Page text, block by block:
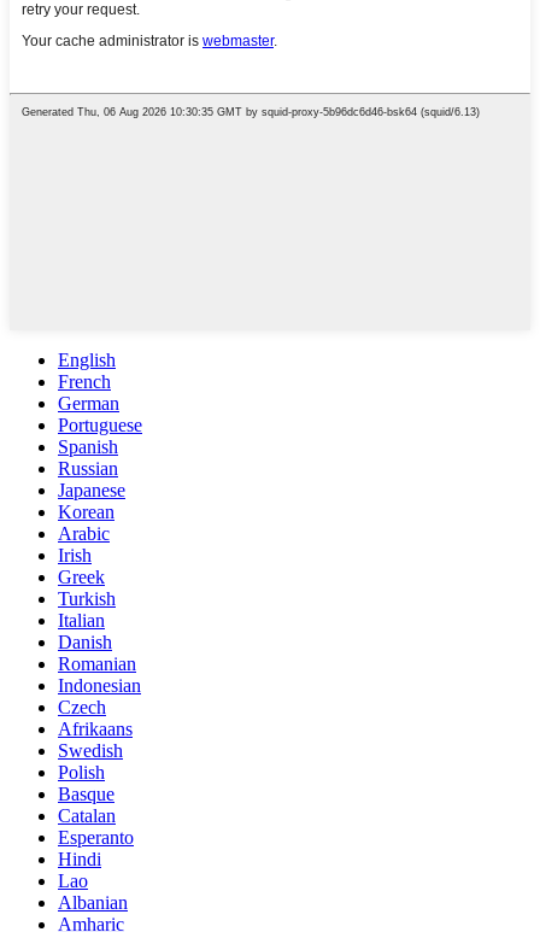
English
French
German
Portuguese
Spanish
Russian
Japanese
Korean
Arabic
Irish
Greek
Turkish
Italian
Danish
Romanian
Indonesian
Czech
Afrikaans
Swedish
Polish
Basque
Catalan
Esperanto
Hindi
Lao
Albanian
Amharic